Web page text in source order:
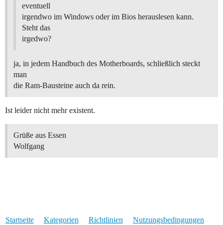
eventuell
irgendwo im Windows oder im Bios herauslesen kann.
Steht das
irgedwo?
ja, in jedem Handbuch des Motherboards, schließlich steckt
man
die Ram-Bausteine auch da rein.
Ist leider nicht mehr existent.
Grüße aus Essen
Wolfgang
Startseite Kategorien Richtlinien Nutzungsbedingungen